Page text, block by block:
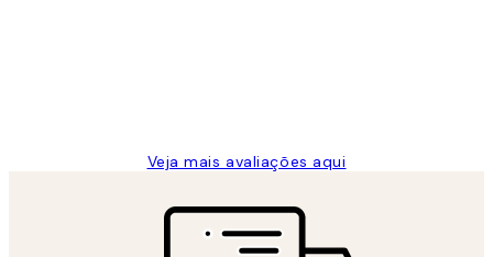
Veja mais avaliações aqui